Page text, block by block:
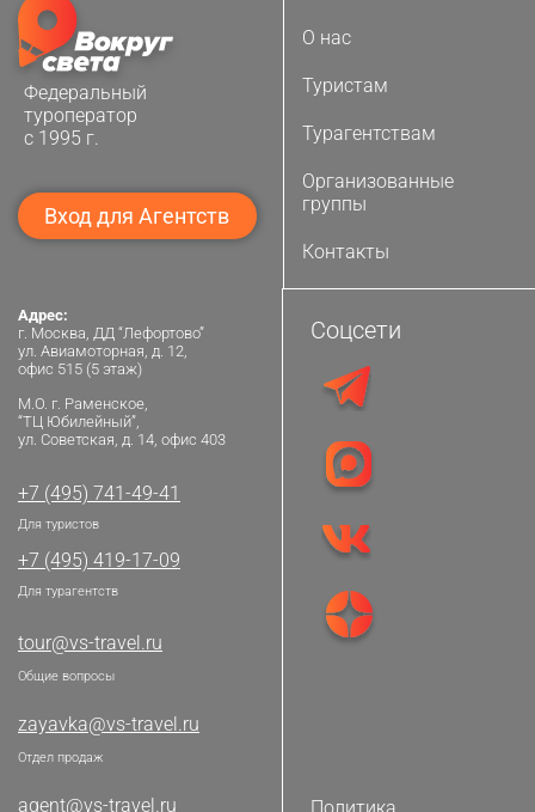
Федеральный
туроператор
с 1995 г.
Вход для Агентств
О нас
Туристам
Турагентствам
Организованные
группы
Контакты
Адрес:
г. Москва, ДД “Лефортово”
ул. Авиамоторная, д. 12,
офис 515 (5 этаж)
М.О. г. Раменское,
“ТЦ Юбилейный”,
ул. Советская, д. 14, офис 403
+7 (495) 741-49-41
Для туристов
+7 (495) 419-17-09
Для турагентств
tour@vs-travel.ru
Общие вопросы
zayavka@vs-travel.ru
Отдел продаж
agent@vs-travel.ru
Соцсети
Политика